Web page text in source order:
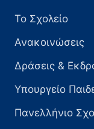
Το Σχολείο
Ανακοινώσεις
Δράσεις &
Υπουργείο
Πανελλήνιο